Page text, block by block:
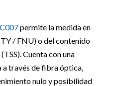
permite la medida en
/ FNU) o del contenido
Cuenta con una
a través de fibra óptica,
nulo y posibilidad